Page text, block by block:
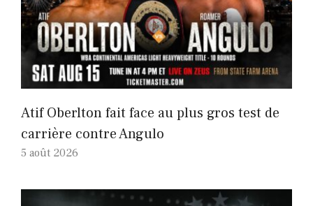
Atif Oberlton fait face au plus gros test de
carrière contre Angulo
5 août 2026